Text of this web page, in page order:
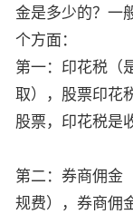
金是多少的？一
个方面：
第一：印花税（
取），股票印花
股票，印花税是
第二：券商佣金
规费），券商佣